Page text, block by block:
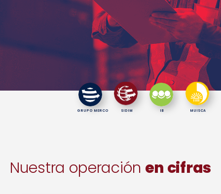
GRUPO MERCO IB
SIDIM MUISCA
Nuestra operación en cifras